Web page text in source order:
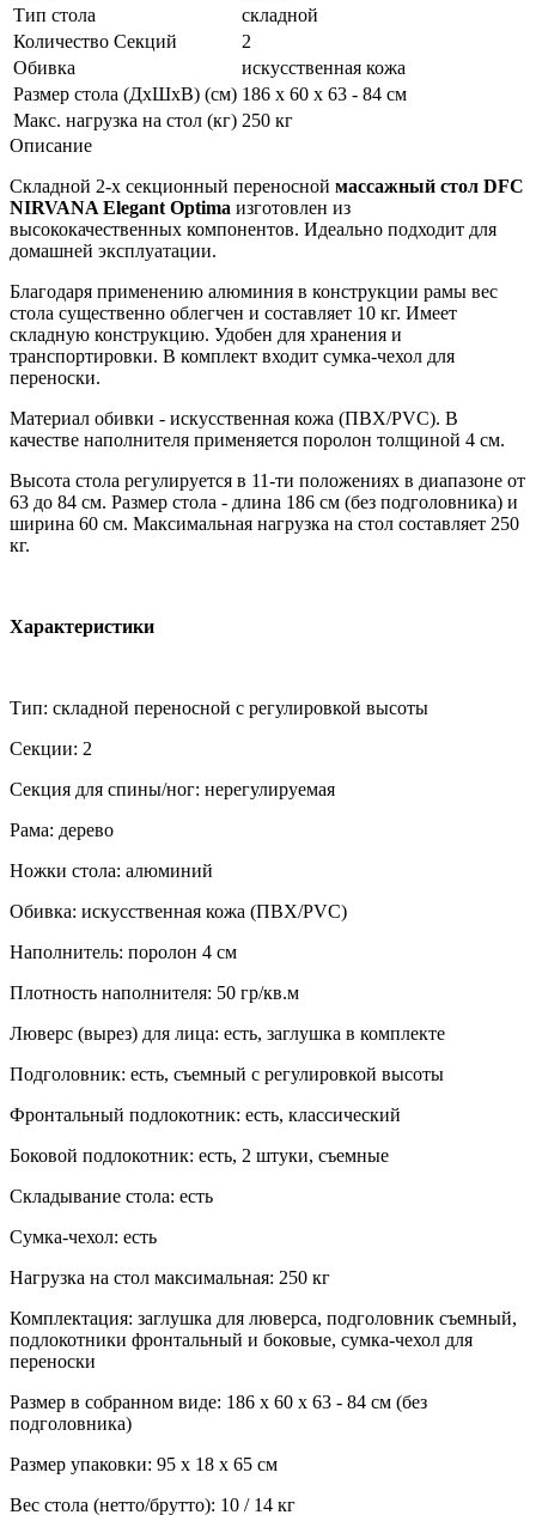
Тип стола
складной
Количество Секций
2
Обивка
искусственная кожа
Размер стола (ДхШхВ) (см) 186 х 60 х 63 - 84 см
Макс. нагрузка на стол (кг) 250 кг
Описание
Складной 2-х секционный переносной массажный стол DFC
NIRVANA Elegant Optima изготовлен из
высококачественных компонентов. Идеально подходит для
домашней эксплуатации.
Благодаря применению алюминия в конструкции рамы вес
стола существенно облегчен и составляет 10 кг. Имеет
складную конструкцию. Удобен для хранения и
транспортировки. В комплект входит сумка-чехол для
переноски.
Материал обивки - искусственная кожа (ПВХ/PVC). В
качестве наполнителя применяется поролон толщиной 4 см.
Высота стола регулируется в 11-ти положениях в диапазоне от
63 до 84 см. Размер стола - длина 186 см (без подголовника) и
ширина 60 см. Максимальная нагрузка на стол составляет 250
кг.
Характеристики
Тип: складной переносной с регулировкой высоты
Секции: 2
Секция для спины/ног: нерегулируемая
Рама: дерево
Ножки стола: алюминий
Обивка: искусственная кожа (ПВХ/PVC)
Наполнитель: поролон 4 см
Плотность наполнителя: 50 гр/кв.м
Люверс (вырез) для лица: есть, заглушка в комплекте
Подголовник: есть, съемный с регулировкой высоты
Фронтальный подлокотник: есть, классический
Боковой подлокотник: есть, 2 штуки, съемные
Складывание стола: есть
Сумка-чехол: есть
Нагрузка на стол максимальная: 250 кг
Комплектация: заглушка для люверса, подголовник съемный,
подлокотники фронтальный и боковые, сумка-чехол для
переноски
Размер в собранном виде: 186 х 60 х 63 - 84 см (без
подголовника)
Размер упаковки: 95 х 18 х 65 см
Вес стола (нетто/брутто): 10 / 14 кг